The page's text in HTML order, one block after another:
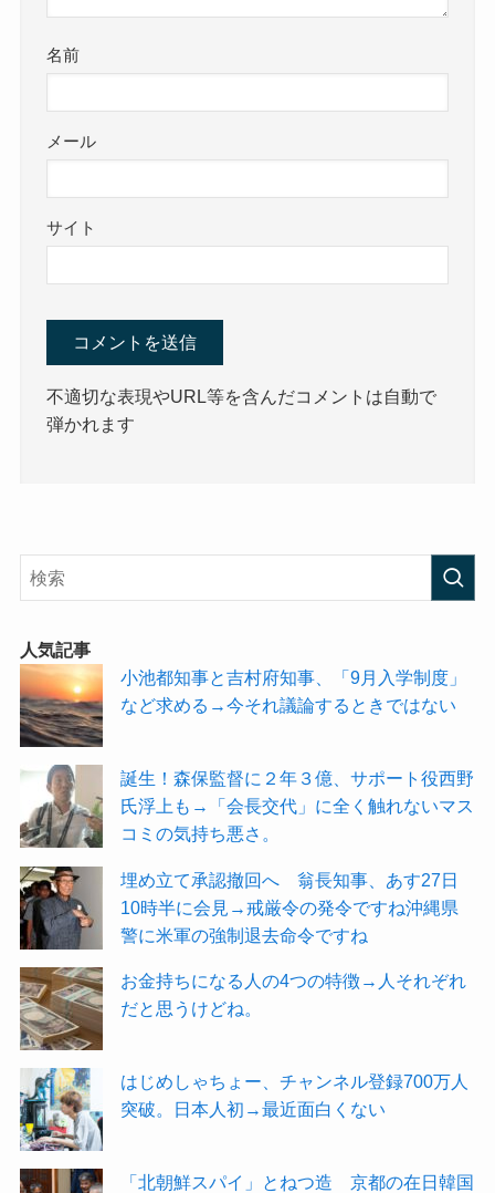
名前
メール
サイト
不適切な表現やURL等を含んだコメントは自動で
弾かれます
人気記事
小池都知事と吉村府知事、「9月入学制度」
など求める→今それ議論するときではない
誕生！森保監督に２年３億、サポート役西野
氏浮上も→「会長交代」に全く触れないマス
コミの気持ち悪さ。
埋め立て承認撤回へ 翁長知事、あす27日
10時半に会見→戒厳令の発令ですね沖縄県
警に米軍の強制退去命令ですね
お金持ちになる人の4つの特徴→人それぞれ
だと思うけどね。
はじめしゃちょー、チャンネル登録700万人
突破。日本人初→最近面白くない
「北朝鮮スパイ」とねつ造 京都の在日韓国